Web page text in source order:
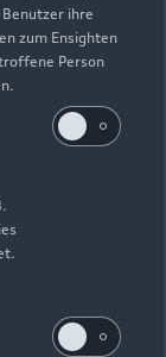
ihre
zum Ensighten
Person